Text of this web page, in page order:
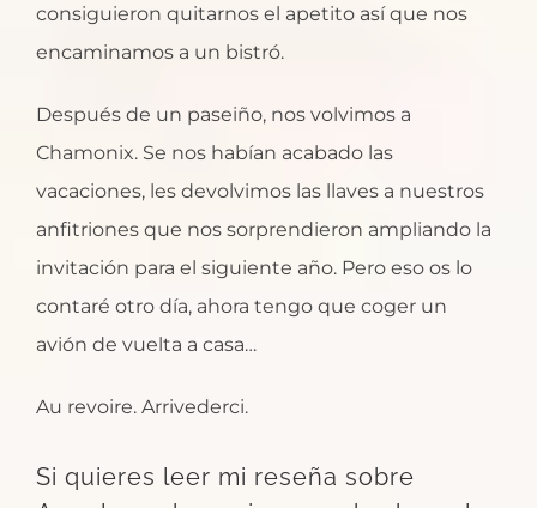
consiguieron quitarnos el apetito así que nos
encaminamos a un bistró.
Después de un paseiño, nos volvimos a
Chamonix. Se nos habían acabado las
vacaciones, les devolvimos las llaves a nuestros
anfitriones que nos sorprendieron ampliando la
invitación para el siguiente año. Pero eso os lo
contaré otro día, ahora tengo que coger un
avión de vuelta a casa…
Au revoire. Arrivederci.
Si quieres leer mi reseña sobre